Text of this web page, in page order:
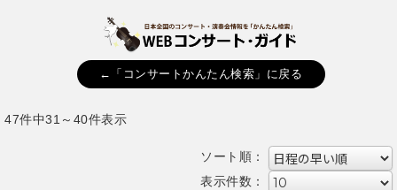
←「コンサートかんたん検索」に戻る
47件中31～40件表示
ソート順：
表示件数：